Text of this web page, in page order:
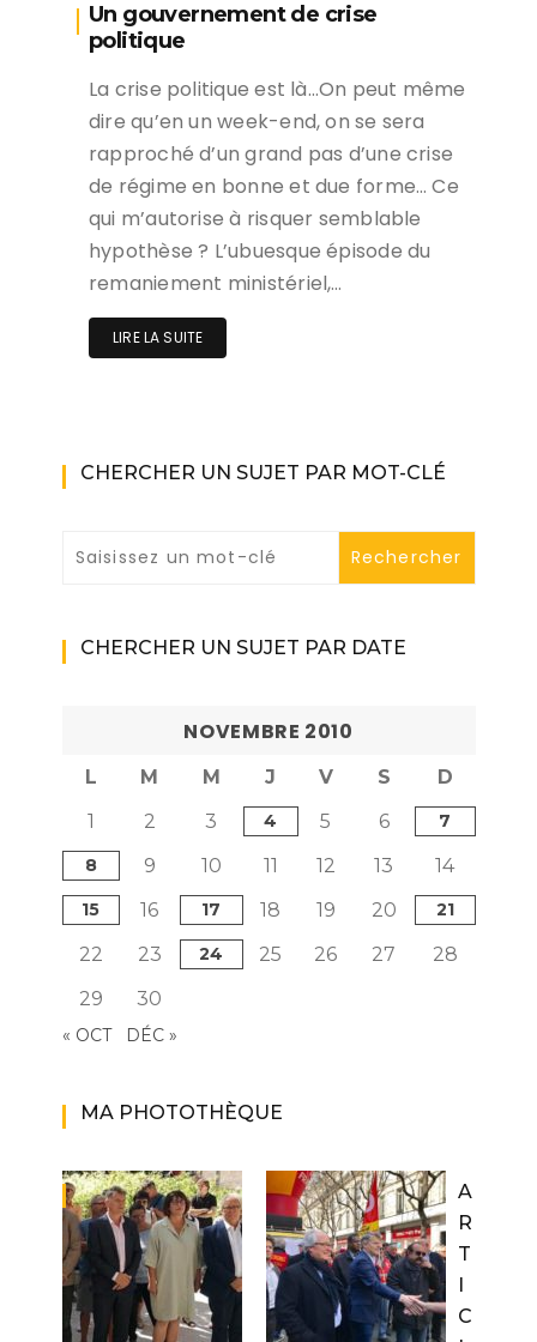
Un gouvernement de crise
politique
La crise politique est là…On peut même
dire qu’en un week-end, on se sera
rapproché d’un grand pas d’une crise
de régime en bonne et due forme… Ce
qui m’autorise à risquer semblable
hypothèse ? L’ubuesque épisode du
remaniement ministériel,…
LIRE LA SUITE
CHERCHER UN SUJET PAR MOT-CLÉ
CHERCHER UN SUJET PAR DATE
NOVEMBRE 2010
L M M J V S
D
1
2 3 4 5 6 7
8 9 10 11 12 13 14
15 16 17 18 19 20 21
22 23 24 25 26 27
28
29
30
« OCT DÉC »
MA PHOTOTHÈQUE
A
R
T
I
C